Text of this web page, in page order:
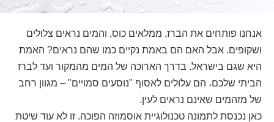
אנחנו פותחים את הברז, ממלאים כוס, והמים נראים צלולים
ושקופים. אבל האם הם באמת נקיים כמו שהם נראים? האמת
היא שגם בישראל. בדרך הארוכה של המים מהמקור ועד לברז
הביתי שלכם، הם עלולים לאסוף "נוסעים סמויים" – מגוון רחב
של מזהמים שאינם נראים לעין.
כאן נכנסת לתמונה טכנולוגיית אוסמוזה הפוכה. זו לא עוד שיטת